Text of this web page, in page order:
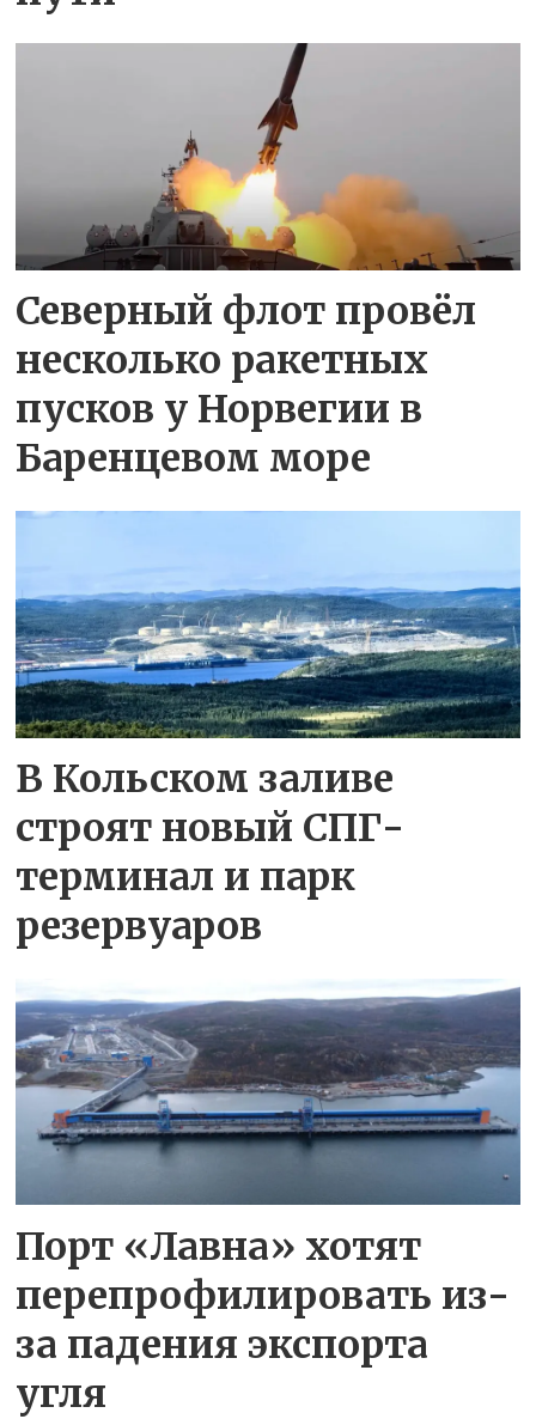
Северный флот провёл
несколько ракетных
пусков у Норвегии в
Баренцевом море
В Кольском заливе
строят новый СПГ-
терминал и парк
резервуаров
Порт «Лавна» хотят
перепрофилировать из-
за падения экспорта
угля